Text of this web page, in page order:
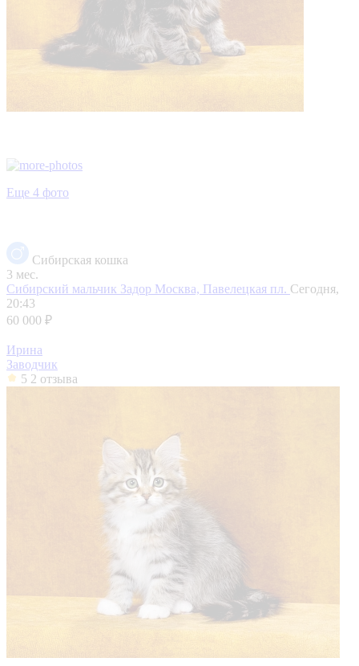
Еще 4 фото
Сибирская кошка
3 мес.
Сибирский мальчик Задор Москва, Павелецкая пл. Сегодня,
20:43
60 000 ₽
Ирина
Заводчик
5 2 отзыва